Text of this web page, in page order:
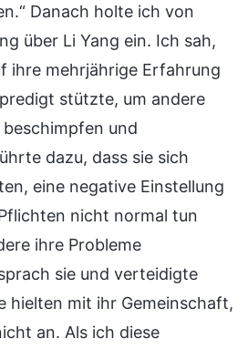
Danach holte ich von
über Li Yang ein. Ich sah,
ihre mehrjährige Erfahrung
stützte, um andere
und
dazu, dass sie sich
eine negative Einstellung
nicht normal tun
ihre Probleme
sie und verteidigte
hielten mit ihr Gemeinschaft,
an. Als ich diese